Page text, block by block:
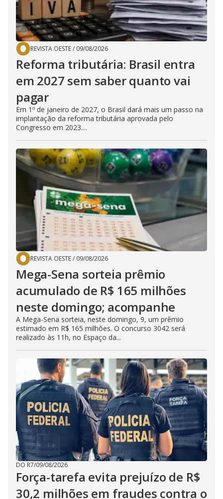
REVISTA OESTE/ 09/08/2026
Reforma tributária: Brasil entra
em 2027 sem saber quanto vai
pagar
Em 1º de janeiro de 2027, o Brasil dará mais um passo na
implantação da reforma tributária aprovada pelo
Congresso em 2023....
REVISTA OESTE/ 09/08/2026
Mega-Sena sorteia prêmio
acumulado de R$ 165 milhões
neste domingo; acompanhe
A Mega-Sena sorteia, neste domingo, 9, um prêmio
estimado em R$ 165 milhões. O concurso 3042 será
realizado às 11h, no Espaço da...
DO R7/09/08/2026
Força-tarefa evita prejuízo de R$
30,2 milhões em fraudes contra o